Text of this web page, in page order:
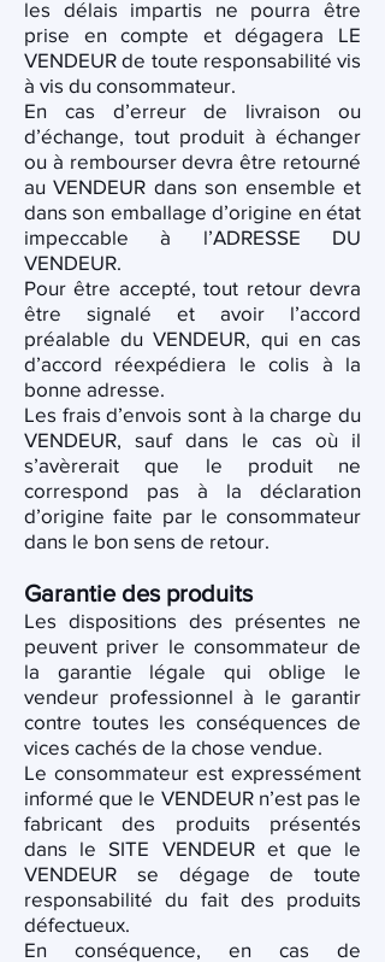
les délais impartis ne pourra être
prise en compte et dégagera LE
VENDEUR de toute responsabilité vis
à vis du consommateur.
En cas d’erreur de livraison ou
d’échange, tout produit à échanger
ou à rembourser devra être retourné
au VENDEUR dans son ensemble et
dans son emballage d’origine en état
impeccable à l’ADRESSE DU
VENDEUR.
Pour être accepté, tout retour devra
être signalé et avoir l’accord
préalable du VENDEUR, qui en cas
d’accord réexpédiera le colis à la
bonne adresse.
Les frais d’envois sont à la charge du
VENDEUR, sauf dans le cas où il
s’avèrerait que le produit ne
correspond pas à la déclaration
d’origine faite par le consommateur
dans le bon sens de retour.
Garantie des produits
Les dispositions des présentes ne
peuvent priver le consommateur de
la garantie légale qui oblige le
vendeur professionnel à le garantir
contre toutes les conséquences de
vices cachés de la chose vendue.
Le consommateur est expressément
informé que le VENDEUR n’est pas le
fabricant des produits présentés
dans le SITE VENDEUR et que le
VENDEUR se dégage de toute
responsabilité du fait des produits
défectueux.
En conséquence, en cas de